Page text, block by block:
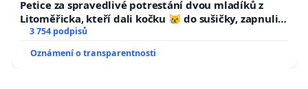
Petice za spravedlivé potrestání dvou mladíků z
Litoměřicka, kteří dali kočku 😿 do sušičky, zapnuli ji
a umírání zvířete natočili.
3 754 podpisů
Oznámení o transparentnosti